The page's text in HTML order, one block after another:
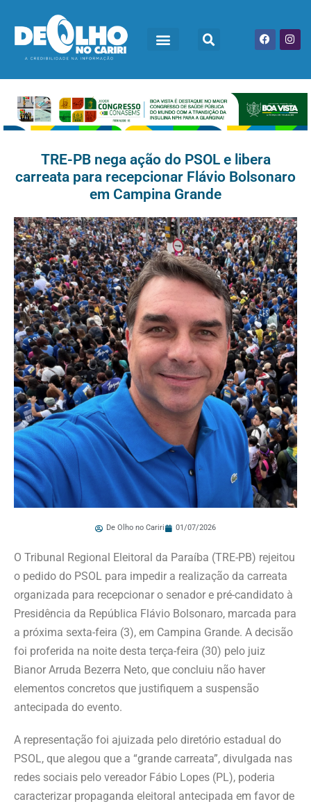
TRE-PB nega ação do PSOL e libera
carreata para recepcionar Flávio Bolsonaro
em Campina Grande
De Olho no Cariri 01/07/2026
O Tribunal Regional Eleitoral da Paraíba (TRE-PB) rejeitou
o pedido do PSOL para impedir a realização da carreata
organizada para recepcionar o senador e pré-candidato à
Presidência da República Flávio Bolsonaro, marcada para
a próxima sexta-feira (3), em Campina Grande. A decisão
foi proferida na noite desta terça-feira (30) pelo juiz
Bianor Arruda Bezerra Neto, que concluiu não haver
elementos concretos que justifiquem a suspensão
antecipada do evento.
A representação foi ajuizada pelo diretório estadual do
PSOL, que alegou que a “grande carreata”, divulgada nas
redes sociais pelo vereador Fábio Lopes (PL), poderia
caracterizar propaganda eleitoral antecipada em favor de